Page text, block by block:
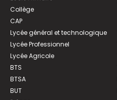
Collège
CAP
Lycée général et technologique
Lycée Professionnel
Lycée Agricole
BTS
BTSA
BUT